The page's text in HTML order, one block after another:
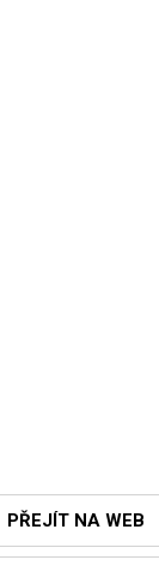
PŘEJÍT NA WEB